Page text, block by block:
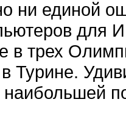
ни единой
для
в трех
в Турине.
наибольшей